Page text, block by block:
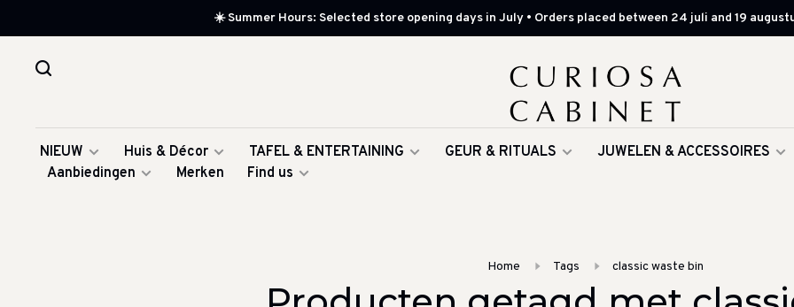
☀️ Summer Hours: Selected store opening days in July • Orders placed between 24 juli and 19
NIEUW Huis & Décor TAFEL & ENTERTAINING GEUR & RITUALS JUWELEN & ACCESSOIRES
Aanbiedingen
Merken Find us
Home Tags classic waste bin